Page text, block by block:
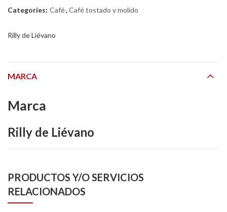
Categories: Café, Café tostado y molido
Rilly de Liévano
MARCA
Marca
Rilly de Liévano
PRODUCTOS Y/O SERVICIOS
RELACIONADOS